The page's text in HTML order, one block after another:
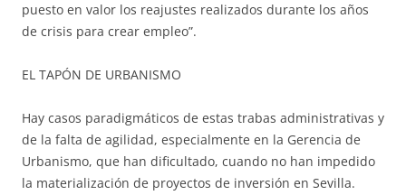
puesto en valor los reajustes realizados durante los años
de crisis para crear empleo”.
EL TAPÓN DE URBANISMO
Hay casos paradigmáticos de estas trabas administrativas y
de la falta de agilidad, especialmente en la Gerencia de
Urbanismo, que han dificultado, cuando no han impedido
la materialización de proyectos de inversión en Sevilla.